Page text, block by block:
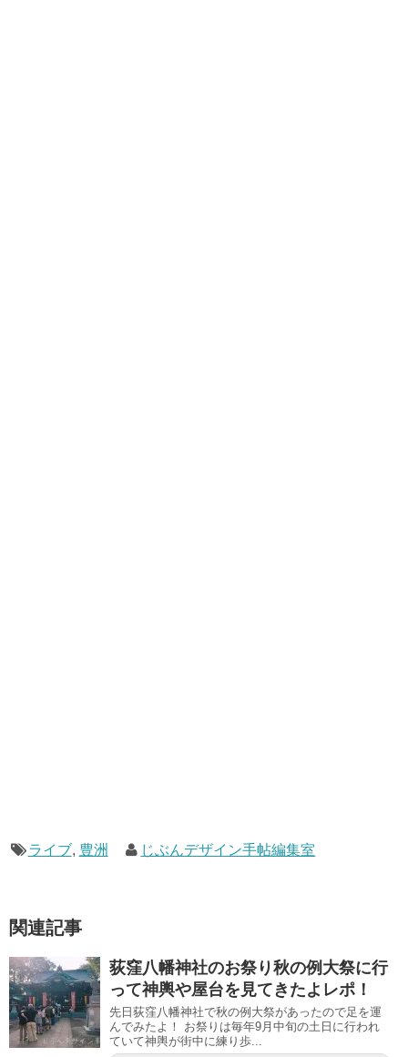
ライブ, 豊洲 じぶんデザイン手帖編集室
関連記事
荻窪八幡神社のお祭り秋の例大祭に行
って神輿や屋台を見てきたよレポ！
先日荻窪八幡神社で秋の例大祭があったので足を運
んでみたよ！ お祭りは毎年9月中旬の土日に行われ
ていて神輿が街中に練り歩...